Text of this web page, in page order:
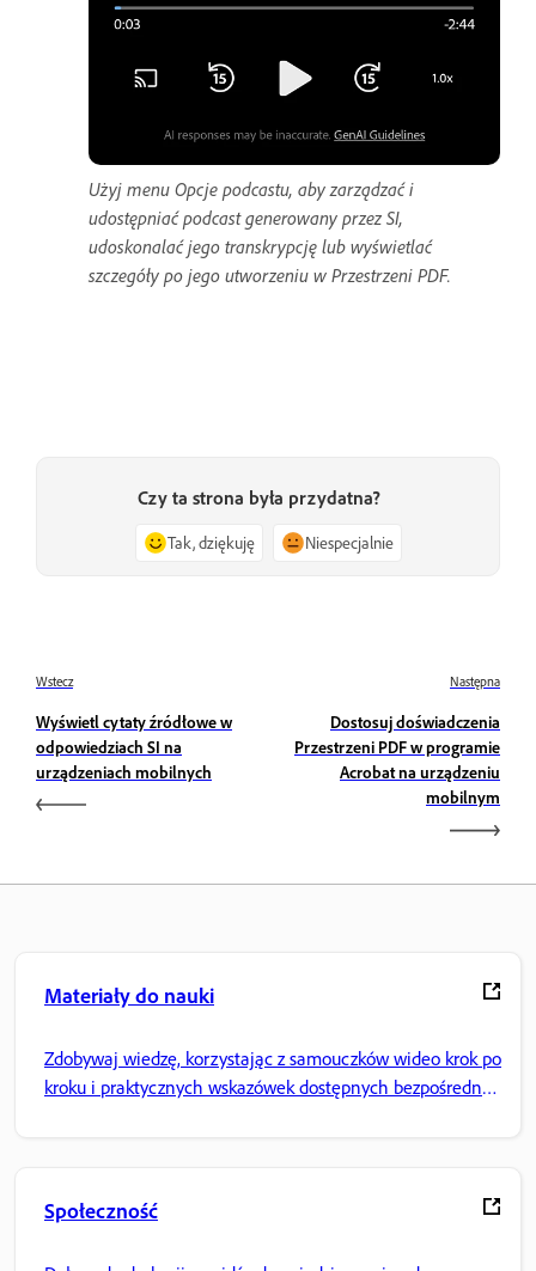
Użyj menu Opcje podcastu, aby zarządzać i
udostępniać podcast generowany przez SI,
udoskonalać jego transkrypcję lub wyświetlać
szczegóły po jego utworzeniu w Przestrzeni PDF.
Czy ta strona była przydatna?
Tak, dziękuję Niespecjalnie
Wstecz
Wyświetl cytaty źródłowe w
odpowiedziach SI na
urządzeniach mobilnych
Następna
Dostosuj doświadczenia
Przestrzeni PDF w programie
Acrobat na urządzeniu
mobilnym
Materiały do nauki
Zdobywaj wiedzę, korzystając z samouczków wideo krok po
kroku i praktycznych wskazówek dostępnych bezpośrednio
Społeczność